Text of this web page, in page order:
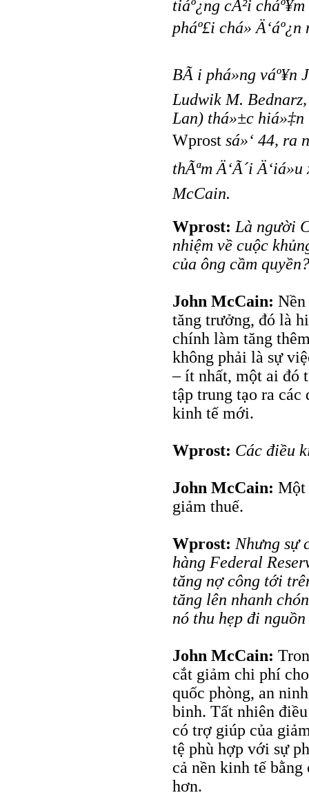
tiáº¿ng cÃ²i
pháº£i chá»
BÃ i phá»ng
Ludwik M. Bednarz,
Lan) thá»±c hiá»‡n
Wprost sá»‘ 44, ra
thÃªm Ä‘Ã´i
McCain.
Wprost:Là người
nhiệm về cuộc
của ông cầm quyền?
John McCain:
tăng trưởng, đó là
chính làm tăng
không phải là sự
– ít nhất, một ai đó
tập trung tạo ra các
kinh tế mới.
Wprost: Các điều
John McCain: Một
giảm thuế.
Wprost: Nhưng sự
hàng Federal
tăng nợ công tới
tăng lên nhanh
nó thu hẹp đi
John McCain:
cắt giảm chi phí
quốc phòng, an
binh. Tất nhiên
có trợ giúp của
tệ phù hợp với sự
cả nền kinh tế
hơn.